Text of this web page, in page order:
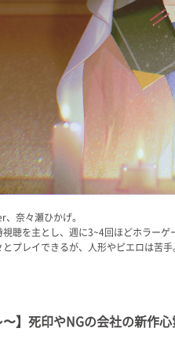
奈々瀬ひかげ。
聴を主とし、週に3~4回ほどホラーゲ
プレイできるが、人形やピエロは苦手。
】死印やNGの会社の新作